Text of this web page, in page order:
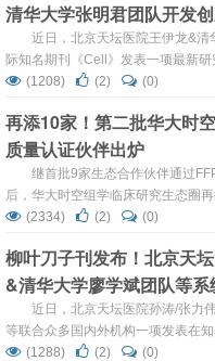
机制，更为重要的是提出了三种可最
胞功能的新型编辑策略，为基因编
临床应用...
清华大学张明君团队开发
策略：绕过血脑屏障精准
近日，北京天坛医院王伊龙&清
际知名期刊《Cell》发表一项最新
种创新性的中枢神经系统（CNS）
胞，使其携带药物穿过颅骨-脑膜微
（BBB）精准抵达脑部病变区域。
中展现出卓越的短期与长期疗效，
证其安全性与可行性。 ...
(1208) (2) (0)
再添10家！第二批华大时
质量认证伙伴出炉
继首批9家生态合作伙伴通过
后，华大时空组学临床研究生态圈
达、伯豪生物、华大科技、派森诺生
10家生态合作伙伴，完成时空转录
的全流程测试，凭借在多样本类型中
成功通过FFPE实验数据质量认证。
(2334) (2) (0)
柳叶刀子刊发布！北京天
&清华大学廖学斌团队等
瘤的关键免疫特征，确认
负向预后因素
近日，北京天坛医院孙涛/张力
等联合众多国内外机构一项发表在知
《eBioMedicine》（柳叶刀子刊）
(1288) (2) (0)